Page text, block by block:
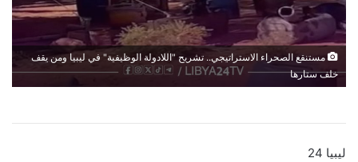
مستنقع الصحراء الاستراتيجي.. تشريح "اللادولة الوظيفية" في ليبيا ومن يقف
خلف ستارها
ليبيا 24